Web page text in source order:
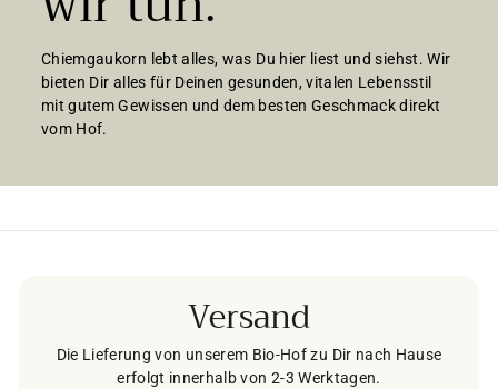
Chiemgaukorn lebt alles, was Du hier liest und siehst. Wir
bieten Dir alles für Deinen gesunden, vitalen Lebensstil
mit gutem Gewissen und dem besten Geschmack direkt
vom Hof.
Versand
Die Lieferung von unserem Bio-Hof zu Dir nach Hause
erfolgt innerhalb von 2-3 Werktagen.